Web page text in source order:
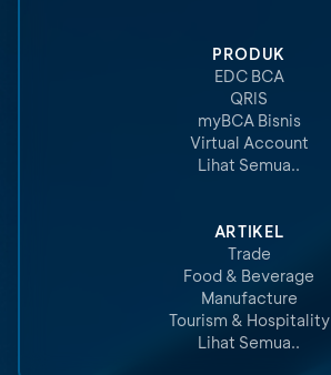
PRODUK
EDC BCA
QRIS
myBCA Bisnis
Virtual Account
Lihat Semua..
ARTIKEL
Trade
Food & Beverage
Manufacture
Tourism & Hospitality
Lihat Semua..